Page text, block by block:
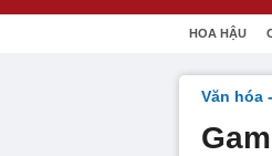
HOA HẬU
Văn hóa